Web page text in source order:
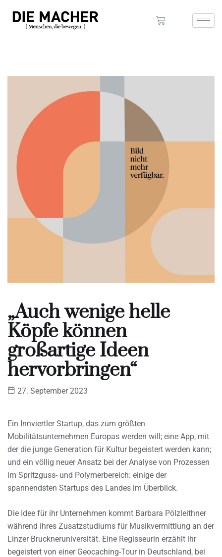
„Auch wenige helle
Köpfe können
großartige Ideen
hervorbringen“
27. September 2023
Ein Innviertler Startup, das zum größten
Mobilitätsunternehmen Europas werden will; eine App, mit
der die junge Generation für Kultur begeistert werden kann;
und ein völlig neuer Ansatz bei der Analyse von Prozessen
im Spritzguss- und Polymerbereich: einige der
spannendsten Startups des Landes im Überblick.
Die Idee für ihr Unternehmen kommt Barbara Pölzleithner
während ihres Zusatzstudiums für Musikvermittlung an der
Linzer Bruckneruniversität. Eine Regisseurin erzählt ihr
begeistert von einer Geocaching-Tour in Deutschland, bei